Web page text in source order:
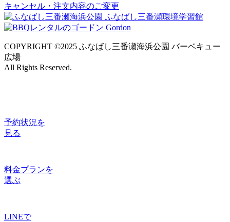
キャンセル・注文内容のご変更
COPYRIGHT ©2025 ふなばし三番瀬海浜公園 バーベキュー
広場
All Rights Reserved.
予約状況を
見る
料金プランを
選ぶ
LINEで